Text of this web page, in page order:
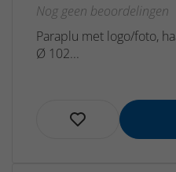
Nog geen beoordelingen
Paraplu met logo/foto,
Ø 102...